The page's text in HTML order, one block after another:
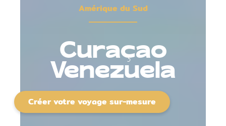
Amérique du Sud
Curaçao
Venezuela
Créer votre voyage sur-mesure